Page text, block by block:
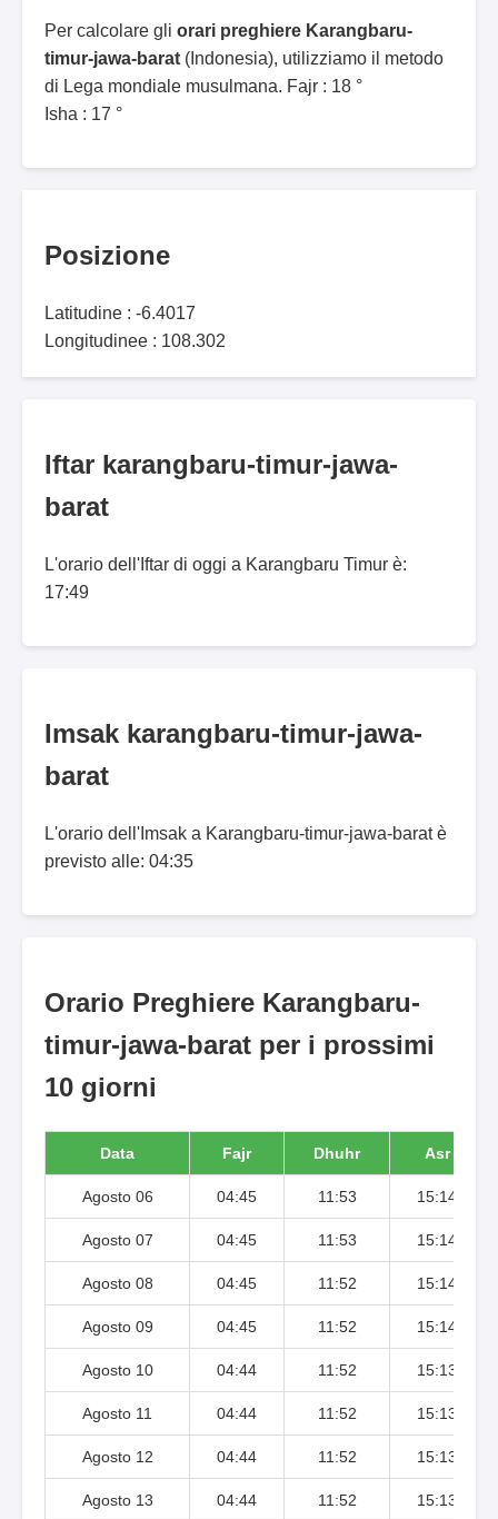
Per calcolare gli orari preghiere Karangbaru-
timur-jawa-barat (Indonesia), utilizziamo il metodo
di Lega mondiale musulmana. Fajr : 18 °
Isha : 17 °
Posizione
Latitudine : -6.4017
Longitudinee : 108.302
Iftar karangbaru-timur-jawa-
barat
L'orario dell'Iftar di oggi a Karangbaru Timur è:
17:49
Imsak karangbaru-timur-jawa-
barat
L'orario dell'Imsak a Karangbaru-timur-jawa-barat è
previsto alle: 04:35
Orario Preghiere Karangbaru-
timur-jawa-barat per i prossimi
10 giorni
Data Fajr Dhuhr Asr
Agosto 06 04:45 11:53 15:14
Agosto 07 04:45 11:53 15:14
Agosto 08 04:45 11:52 15:14
Agosto 09 04:45 11:52 15:14
Agosto 10 04:44 11:52 15:13
Agosto 11 04:44 11:52 15:13
Agosto 12 04:44 11:52 15:13
Agosto 13 04:44 11:52 15:13